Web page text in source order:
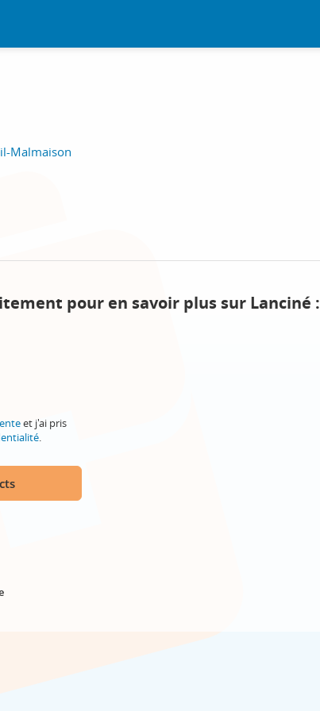
Malmaison
pour en savoir plus sur Lanciné :
et j'ai pris
.